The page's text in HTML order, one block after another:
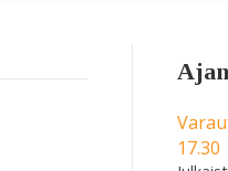
17.30